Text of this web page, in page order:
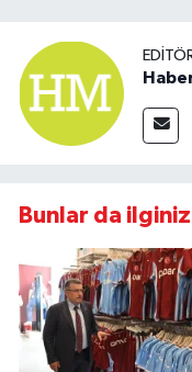
Bunlar da